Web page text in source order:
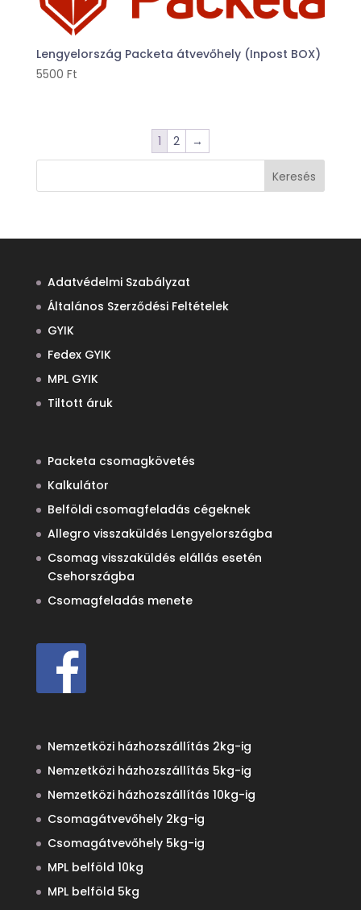
Lengyelország Packeta átvevőhely (Inpost BOX)
5500 Ft
1 2 →
Keresés
Adatvédelmi Szabályzat
Általános Szerződési Feltételek
GYIK
Fedex GYIK
MPL GYIK
Tiltott áruk
Packeta csomagkövetés
Kalkulátor
Belföldi csomagfeladás cégeknek
Allegro visszaküldés Lengyelországba
Csomag visszaküldés elállás esetén
Csehországba
Csomagfeladás menete
Nemzetközi házhozszállítás 2kg-ig
Nemzetközi házhozszállítás 5kg-ig
Nemzetközi házhozszállítás 10kg-ig
Csomagátvevőhely 2kg-ig
Csomagátvevőhely 5kg-ig
MPL belföld 10kg
MPL belföld 5kg